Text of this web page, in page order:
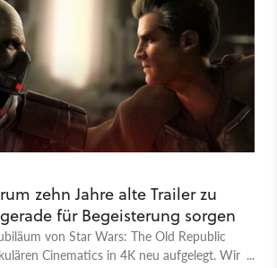
zehn Jahre alte Trailer zu
für Begeisterung sorgen
von Star Wars: The Old Republic
Cinematics in 4K neu aufgelegt. Wir